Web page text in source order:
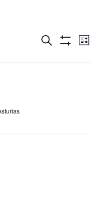
búsqueda
Buscar
de
Lista